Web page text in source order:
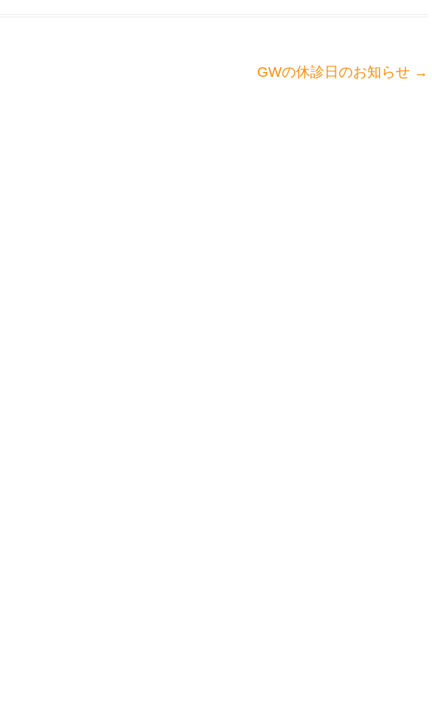
GWの休診日のお知らせ →